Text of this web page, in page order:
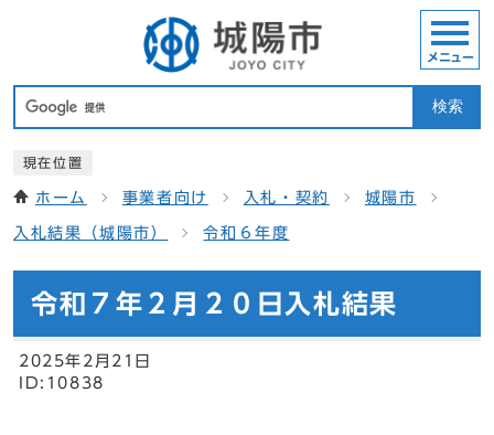
検索
メニュー
現在位置
ホーム 事業者向け 入札・契約 城陽市
入札結果（城陽市） 令和６年度
令和７年２月２０日入札結果
2025年2月21日
ID:10838